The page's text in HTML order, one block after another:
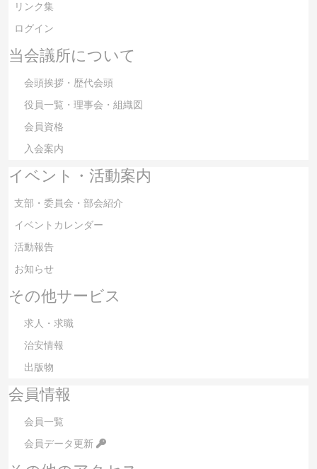
リンク集
ログイン
当会議所について
会頭挨拶・歴代会頭
役員一覧・理事会・組織図
会員資格
入会案内
イベント・活動案内
支部・委員会・部会紹介
イベントカレンダー
活動報告
お知らせ
その他サービス
求人・求職
治安情報
出版物
会員情報
会員一覧
会員データ更新